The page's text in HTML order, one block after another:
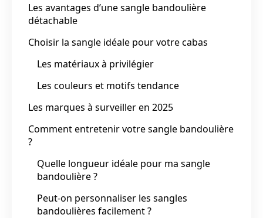
Les avantages d’une sangle bandoulière
détachable
Choisir la sangle idéale pour votre cabas
Les matériaux à privilégier
Les couleurs et motifs tendance
Les marques à surveiller en 2025
Comment entretenir votre sangle bandoulière
?
Quelle longueur idéale pour ma sangle
bandoulière ?
Peut-on personnaliser les sangles
bandoulières facilement ?